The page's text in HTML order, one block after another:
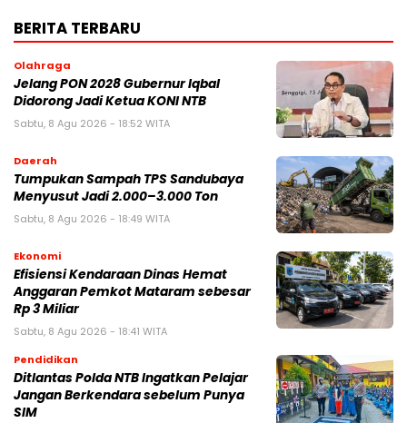
BERITA TERBARU
Olahraga
Jelang PON 2028 Gubernur Iqbal
Didorong Jadi Ketua KONI NTB
Sabtu, 8 Agu 2026 - 18:52 WITA
Daerah
Tumpukan Sampah TPS Sandubaya
Menyusut Jadi 2.000–3.000 Ton
Sabtu, 8 Agu 2026 - 18:49 WITA
Ekonomi
Efisiensi Kendaraan Dinas Hemat
Anggaran Pemkot Mataram sebesar
Rp 3 Miliar
Sabtu, 8 Agu 2026 - 18:41 WITA
Pendidikan
Ditlantas Polda NTB Ingatkan Pelajar
Jangan Berkendara sebelum Punya
SIM